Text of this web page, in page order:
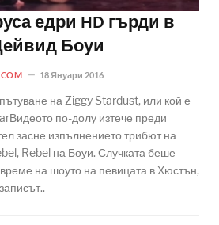
едри HD гърди в
Боуи
18 Януари 2016
на Ziggy Stardust, или кой е
по-долу изтече преди
засне изпълнението трибют на
Rebel на Боуи. Случката беше
на шоуто на певицата в Хюстън,